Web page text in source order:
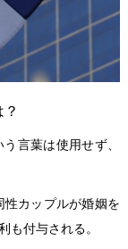
言葉は使用せず、
性カップルが婚姻を
も付与される。